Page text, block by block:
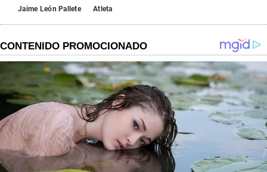
Jaime León Pallete Atleta